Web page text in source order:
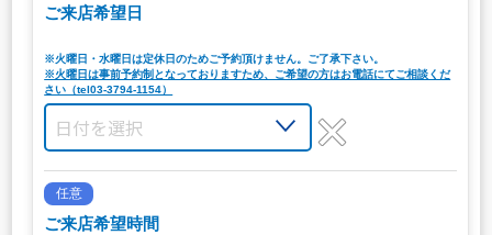
ご来店希望日
※火曜日・水曜日は定休日のためご予約頂けません。ご了承下さい。
※火曜日は事前予約制となっておりますため、ご希望の方はお電話にてご相談くだ
さい（tel03-3794-1154）
任意
ご来店希望時間